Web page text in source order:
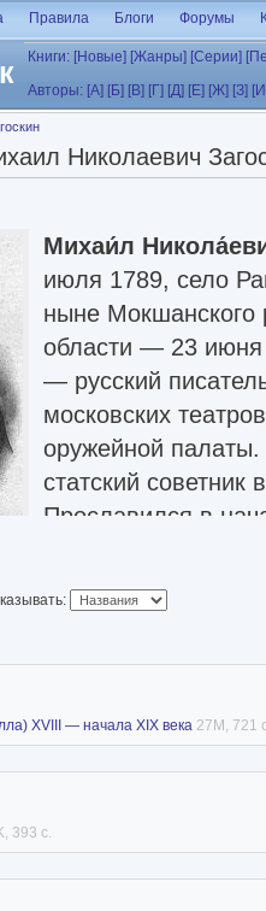
Правила Блоги Форумы
Книги: [Новые] [Жанры] [Серии]
Авторы: [А] [Б] [В] [Г] [Д] [Е] [Ж] [З]
Николаевич
Михаи́л
июля 1789, село
ныне Мокшанского
области — 23
— русский
московских
оружейной
статский советник
Прославился в
писателей своего
Вальтер
XVIII — начала XIX века 27M, 721
393 с.